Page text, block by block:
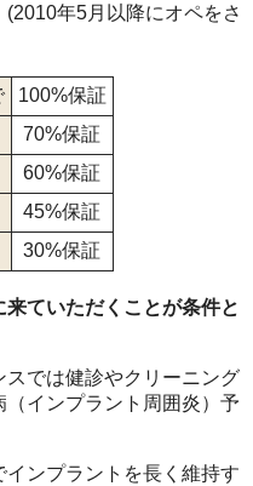
年5月以降にオペをさ
100%保証
70%保証
60%保証
45%保証
30%保証
来ていただくことが条件と
では健診やクリーニング
インプラント周囲炎）予
ンプラントを長く維持す